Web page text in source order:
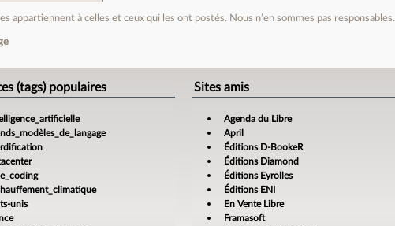
appartiennent à celles et ceux qui les ont postés. Nous n’en sommes pas responsables.
(tags) populaires
unis
Sites amis
Agenda du Libre
April
Éditions D-BookeR
Éditions Diamond
Éditions Eyrolles
Éditions ENI
En Vente Libre
Framasoft